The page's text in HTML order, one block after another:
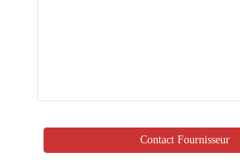
Contact Fournisseur